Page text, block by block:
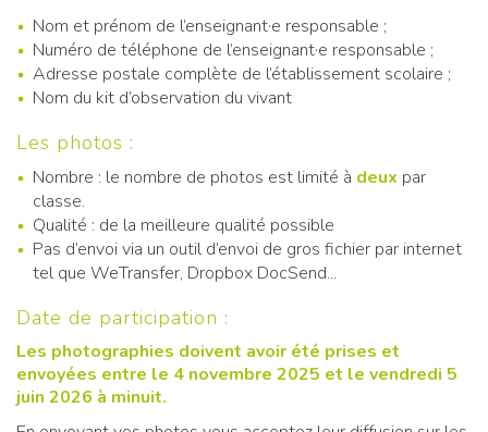
Nom et prénom de l’enseignant·e responsable ;
Numéro de téléphone de l’enseignant·e responsable ;
Adresse postale complète de l’établissement scolaire ;
Nom du kit d’observation du vivant
Les photos :
Nombre : le nombre de photos est limité à deux par
classe.
Qualité : de la meilleure qualité possible
Pas d’envoi via un outil d’envoi de gros fichier par internet
tel que WeTransfer, Dropbox DocSend...
Date de participation :
Les photographies doivent avoir été prises et
envoyées entre le 4 novembre 2025 et le vendredi 5
juin 2026 à minuit.